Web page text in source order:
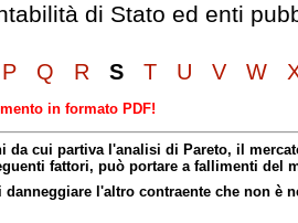
di Stato ed enti
P Q R S T U V W
in formato PDF!
cui partiva l'analisi di Pareto, il
fattori, può portare a fallimenti del
l'altro contraente che non è